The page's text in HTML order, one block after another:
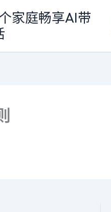
家庭畅享AI带